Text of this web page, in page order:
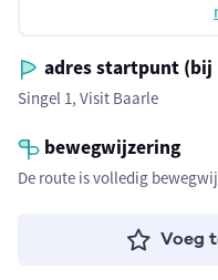
adres startpunt (bij
Singel 1, Visit Baarle
bewegwijzering
De route is volledig
Voeg